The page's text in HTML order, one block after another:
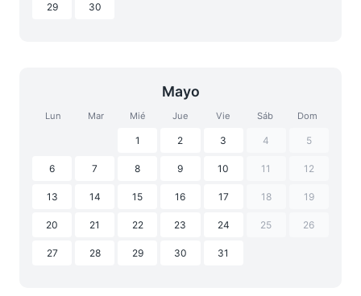
29 30
Mayo
Lun Mar Mié Jue Vie Sáb Dom
1 2 3 4 5
6 7 8 9 10 11 12
13 14 15 16 17 18 19
20 21 22 23 24 25 26
27 28 29 30 31